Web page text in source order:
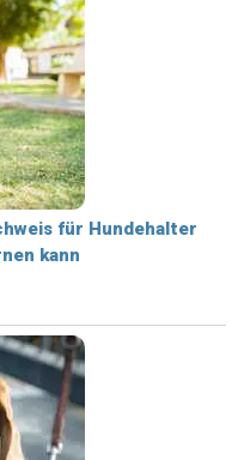
für Hundehalter
kann